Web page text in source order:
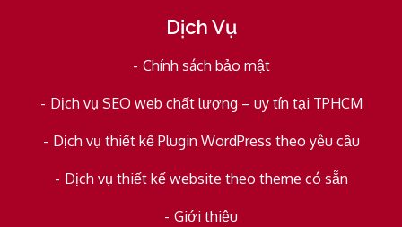
Dịch Vụ
Chính sách bảo mật
Dịch vụ SEO web chất lượng – uy tín tại TPHCM
Dịch vụ thiết kế Plugin WordPress theo yêu cầu
Dịch vụ thiết kế website theo theme có sẵn
Giới thiệu